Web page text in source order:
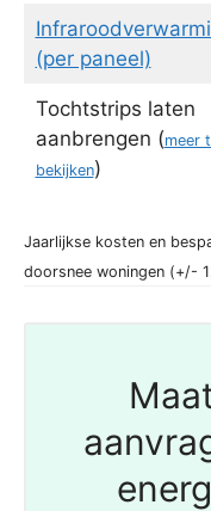
(per paneel)
Tochtstrips laten
aanbrengen (meer
bekijken)
Jaarlijkse kosten en
doorsnee woningen (+/-